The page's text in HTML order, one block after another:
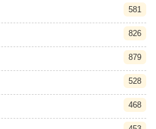
581
826
879
528
468